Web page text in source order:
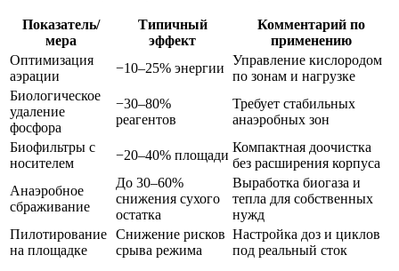
Показатель/
мера
Типичный
эффект
Комментарий по
применению
Оптимизация
аэрации
−10–25% энергии
Управление кислородом
по зонам и нагрузке
Биологическое
удаление
фосфора
−30–80%
реагентов
Требует стабильных
анаэробных зон
Биофильтры с
носителем
−20–40% площади
Компактная доочистка
без расширения корпуса
Анаэробное
сбраживание
До 30–60%
снижения сухого
остатка
Выработка биогаза и
тепла для собственных
нужд
Пилотирование
на площадке
Снижение рисков
срыва режима
Настройка доз и циклов
под реальный сток